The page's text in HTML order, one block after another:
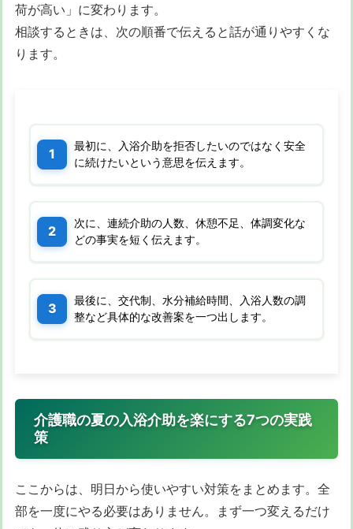
荷が高い」に変わります。
相談するときは、次の順番で伝えると話が通りやすくな
ります。
最初に、入浴介助を拒否したいのではなく安全
に続けたいという意思を伝えます。
次に、連続介助の人数、休憩不足、体調変化な
どの事実を短く伝えます。
最後に、交代制、水分補給時間、入浴人数の調
整など具体的な改善案を一つ出します。
介護職の夏の入浴介助を楽にする7つの実践
策
ここからは、明日から使いやすい対策をまとめます。全
部を一度にやる必要はありません。まず一つ変えるだけ